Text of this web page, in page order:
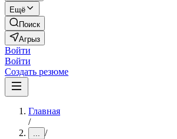
Ещё
Поиск
Агрыз
Войти
Войти
Создать резюме
Главная
/
... /